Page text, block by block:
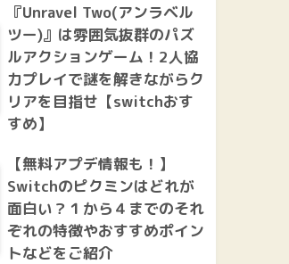
『Unravel Two(アンラベル
ツー)』は雰囲気抜群のパズ
ルアクションゲーム！2人協
力プレイで謎を解きながらク
リアを目指せ【switchおす
すめ】
【無料アプデ情報も！】
Switchのピクミンはどれが
面白い？１から４までのそれ
ぞれの特徴やおすすめポイン
トなどをご紹介